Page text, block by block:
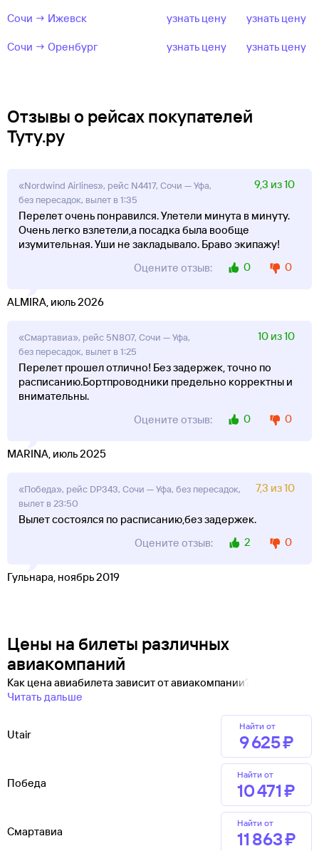
Сочи → Ижевск узнать цену узнать цену
Сочи → Оренбург узнать цену узнать цену
Отзывы о рейсах покупателей
Туту.ру
«Nordwind Airlines», рейс N4417, Сочи — Уфа,
без пересадок, вылет в 1:35
9,3 из 10
Перелет очень понравился. Улетели минута в минуту.
Очень легко взлетели,а посадка была вообще
изумительная. Уши не закладывало. Браво экипажу!
Оцените отзыв:
0 0
ALMIRA, июль 2026
«Смартавиа», рейс 5N807, Сочи — Уфа,
без пересадок, вылет в 1:25
10 из 10
Перелет прошел отлично! Без задержек, точно по
расписанию.Бортпроводники предельно корректны и
внимательны.
Оцените отзыв:
0 0
MARINA, июль 2025
«Победа», рейс DP343, Сочи — Уфа, без пересадок,
вылет в 23:50
7,3 из 10
Вылет состоялся по расписанию,без задержек.
Оцените отзыв:
2 0
Гульнара, ноябрь 2019
Цены на билеты различных
авиакомпаний
Как цена авиабилета зависит от авиакомпании?
Читать дальше
Utair
Найти от
9 ⁠625 ⁠₽
Победа
Найти от
10 ⁠471 ⁠₽
Смартавиа
Найти от
11 ⁠863 ⁠₽